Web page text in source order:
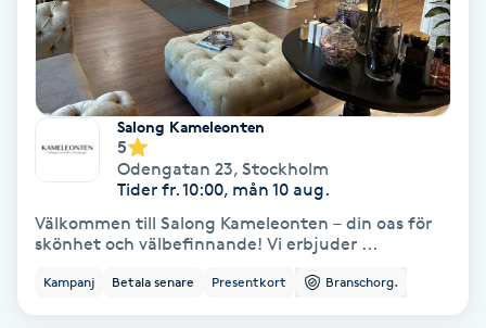
Färgning
Föning
Gel naglar
Gelenaglar
Salong Kameleonten
5
Odengatan 23, Stockholm
Tider fr. 10:00, mån 10 aug.
Välkommen till Salong Kameleonten – din oas för
skönhet och välbefinnande! Vi erbjuder ...
Kampanj Betala senare Presentkort Branschorg.